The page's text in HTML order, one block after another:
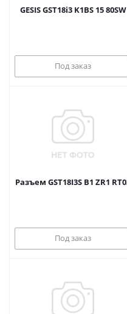
GESIS GST18i3 K1BS 15 80SW
Под заказ
Разъем GST18I3S B1 ZR1
Под заказ